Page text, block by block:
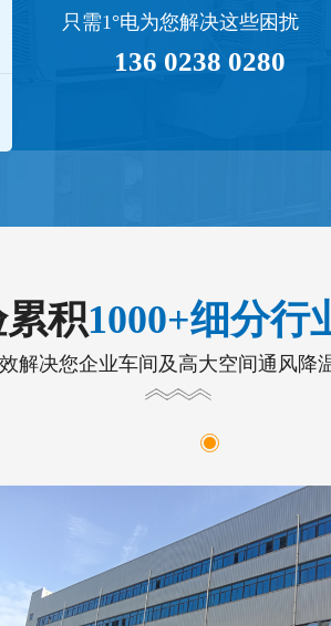
只需1°电为您解决这些困扰
136 0238 0280
积1000+细分行
解决您企业车间及高大空间通风降